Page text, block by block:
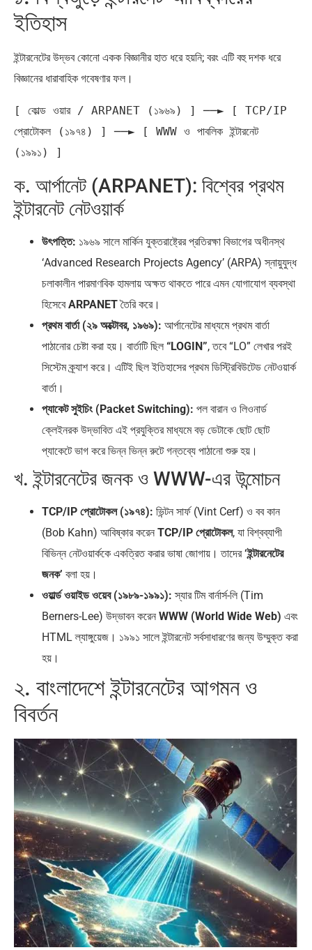
ইতিহাস
ইন্টারনেটের উদ্ভব কোনো একক বিজ্ঞানীর হাত ধরে হয়নি; বরং এটি বহু দশক ধরে
বিজ্ঞানের ধারাবাহিক গবেষণার ফল।
[ কোল্ড ওয়ার / ARPANET (১৯৬৯) ] ──► [ TCP/IP
প্রোটোকল (১৯৭৪) ] ──► [ WWW ও পাবলিক ইন্টারনেট
ক. আর্পানেট (ARPANET): বিশ্বের প্রথম
ইন্টারনেট নেটওয়ার্ক
উৎপত্তি: ১৯৬৯ সালে মার্কিন যুক্তরাষ্ট্রের প্রতিরক্ষা বিভাগের অধীনস্থ
‘Advanced Research Projects Agency’ (ARPA) স্নায়ুযুদ্ধ
চলাকালীন পারমাণবিক হামলায় অক্ষত থাকতে পারে এমন যোগাযোগ ব্যবস্থা
হিসেবেARPANETতৈরি করে।
প্রথম বার্তা (২৯ অক্টোবর, ১৯৬৯): আর্পানেটের মাধ্যমে প্রথম বার্তা
পাঠানোর চেষ্টা করা হয়। বার্তাটি ছিল “LOGIN”, তবে “LO” লেখার পরই
সিস্টেম ক্র্যাশ করে। এটিই ছিল ইতিহাসের প্রথম ডিস্ট্রিবিউটেড নেটওয়ার্ক
বার্তা।
প্যাকেট সুইচিং (Packet Switching): পল বারান ও লিওনার্ড
ক্লেইনরক উদ্ভাবিত এই প্রযুক্তির মাধ্যমে বড় ডেটাকে ছোট ছোট
প্যাকেটে ভাগ করে ভিন্ন ভিন্ন রুটে গন্তব্যে পাঠানো শুরু হয়।
খ. ইন্টারনেটের জনক ও WWW-এর উন্মোচন
TCP/IP প্রোটোকল (১৯৭৪): ভিন্টন সার্ফ (Vint Cerf) ও বব কান
(Bob Kahn) আবিষ্কার করেন TCP/IP প্রোটোকল, যা বিশ্বব্যাপী
বিভিন্ন নেটওয়ার্ককে একত্রিত করার ভাষা জোগায়। তাদের‘ইন্টারনেটের
জনক’ বলা হয়।
ওয়ার্ল্ড ওয়াইড ওয়েব (১৯৮৯-১৯৯১): স্যার টিম বার্নার্স-লি (Tim
Berners-Lee) উদ্ভাবন করেন WWW (World Wide Web) এবং
HTML ল্যাঙ্গুয়েজ। ১৯৯১ সালে ইন্টারনেট সর্বসাধারণের জন্য উম্মুক্ত করা
হয়।
২. বাংলাদেশে ইন্টারনেটের আগমন ও
বিবর্তন